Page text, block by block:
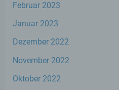
Februar 2023
Januar 2023
Dezember 2022
November 2022
Oktober 2022
auf welche die
ohne Hinzuziehung
Informationen nicht
betroffenen Person
können, sofern
werden und